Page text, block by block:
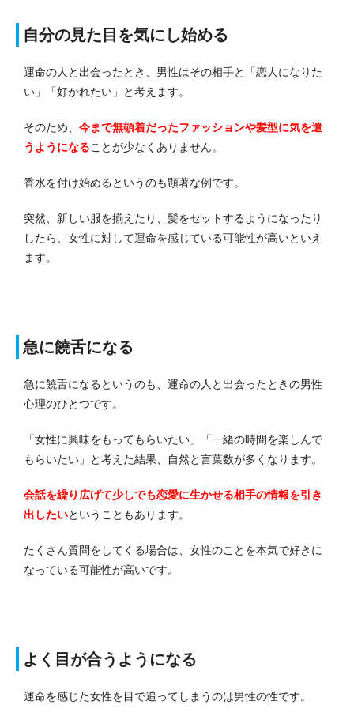
自分の見た目を気にし始める
運命の人と出会ったとき、男性はその相手と「恋人になりた
い」「好かれたい」と考えます。
そのため、 今まで無頓着だったファッションや髪型に気を遣
うようになることが少なくありません。
香水を付け始めるというのも顕著な例です。
突然、新しい服を揃えたり、髪をセットするようになったり
したら、女性に対して運命を感じている可能性が高いといえ
ます。
急に饒舌になる
急に饒舌になるというのも、運命の人と出会ったときの男性
心理のひとつです。
「女性に興味をもってもらいたい」「一緒の時間を楽しんで
もらいたい」と考えた結果、自然と言葉数が多くなります。
会話を繰り広げて少しでも恋愛に生かせる相手の情報を引き
出したいということもあります。
たくさん質問をしてくる場合は、女性のことを本気で好きに
なっている可能性が高いです。
よく目が合うようになる
運命を感じた女性を目で追ってしまうのは男性の性です。